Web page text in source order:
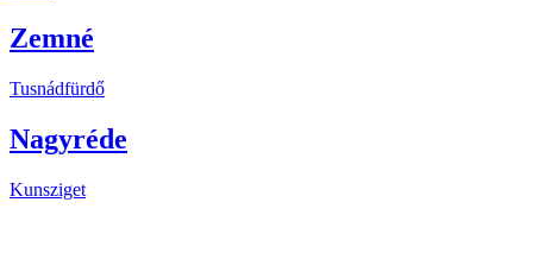
Zemné
Tusnádfürdő
Nagyréde
Kunsziget